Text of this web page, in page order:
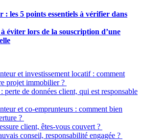
: les 5 points essentiels à vérifier dans
éviter lors de la souscription d’une
et investissement locatif : comment
projet immobilier ?
de données client, qui est responsable
et co-emprunteurs : comment bien
?
client, êtes-vous couvert ?
conseil, responsabilité engagée ?